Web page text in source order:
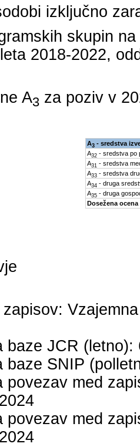
izključno
skupin
2018-2022,
A3 za poziv v
A3- sredstva
A32- sredstva po
A31 - sredstva
A33- sredstva
A34 - druga
A35- druga
Dosežena ocena
baze JCR (letno):
baze SNIP
povezav med
povezav med